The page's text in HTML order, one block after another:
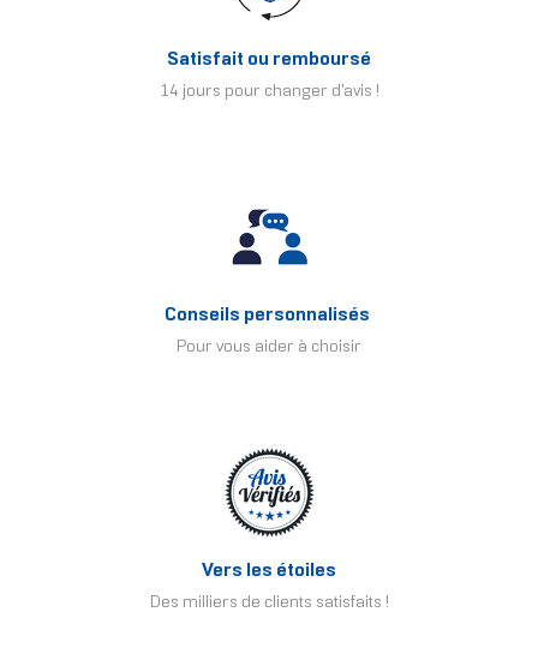
Satisfait ou remboursé
14 jours pour changer d'avis !
Conseils personnalisés
Pour vous aider à choisir
Vers les étoiles
Des milliers de clients satisfaits !